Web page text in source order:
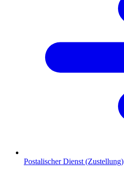
Postalischer Dienst (Zustellung)